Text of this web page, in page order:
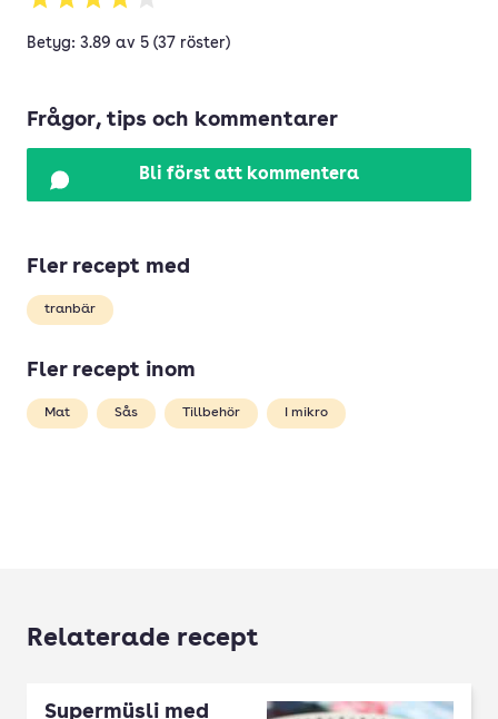
Betyg: 3.89 av 5 (37 röster)
Frågor, tips och kommentarer
Bli först att kommentera
Fler recept med
tranbär
Fler recept inom
Mat Sås Tillbehör I mikro
Relaterade recept
Supermüsli med